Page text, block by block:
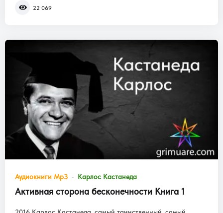
22 069
Аудиокниги Mp3 Карлос Кастанеда
Активная сторона бесконечности Книга 1